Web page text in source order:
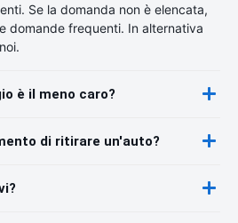
Se la domanda non è elencata,
domande frequenti. In alternativa
è il meno caro?
di ritirare un'auto?